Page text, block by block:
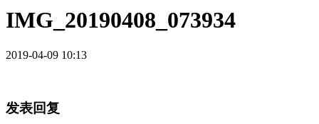
IMG_20190408_073934
2019-04-09 10:13
发表回复